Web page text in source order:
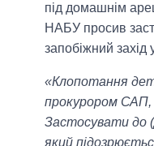
під домашнім
НАБУ просив
запобіжний захід
«Клопотання
прокурором САП,
Застосувати до
який